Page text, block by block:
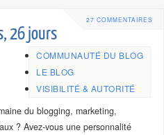
27 COMMENTAIRES
26 jours
COMMUNAUTÉ DU BLOG
LE BLOG
VISIBILITÉ & AUTORITÉ
du blogging, marketing,
? Avez-vous une personnalité